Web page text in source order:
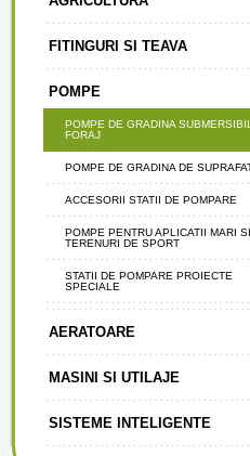
FITINGURI SI TEAVA
POMPE
POMPE DE GRADINA
FORAJ
POMPE DE GRADINA DE
ACCESORII STATII DE POMPARE
POMPE PENTRU APLICATII MARI SI
TERENURI DE SPORT
STATII DE POMPARE PROIECTE
SPECIALE
AERATOARE
MASINI SI UTILAJE
SISTEME INTELIGENTE